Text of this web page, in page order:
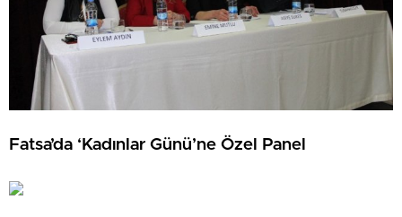
Fatsa’da ‘Kadınlar Günü’ne Özel Panel